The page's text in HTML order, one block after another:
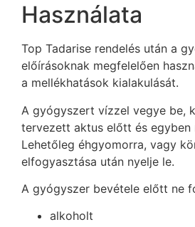
Használata
Top Tadarise rendelés után a
előírásoknak megfelelően
a mellékhatások kialakulását.
A gyógyszert vízzel vegye be,
tervezett aktus előtt és egyben
Lehetőleg éhgyomorra, vagy
elfogyasztása után nyelje le.
A gyógyszer bevétele előtt ne
alkoholt